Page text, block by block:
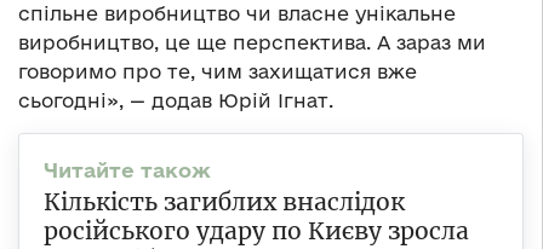
спільне виробництво чи власне унікальне
виробництво, це ще перспектива. А зараз ми
говоримо про те, чим захищатися вже
сьогодні», — додав Юрій Ігнат.
Кількість загиблих внаслідок
російського удару по Києву зросла